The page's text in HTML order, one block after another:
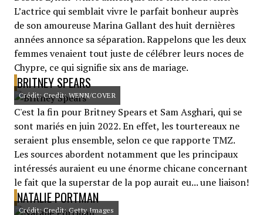
L’actrice qui semblait vivre le parfait bonheur auprès
de son amoureuse Marina Gallant des huit dernières
années annonce sa séparation. Rappelons que les deux
femmes venaient tout juste de célébrer leurs noces de
Chypre, ce qui signifie six ans de mariage.
BRITNEY SPEARS
Crédit: Credit: WENN/COVER
C'est la fin pour Britney Spears et Sam Asghari, qui se
sont mariés en juin 2022. En effet, les tourtereaux ne
seraient plus ensemble, selon ce que rapporte TMZ.
Les sources abordent notamment que les principaux
intéressés auraient eu une énorme chicane concernant
le fait que la superstar de la pop aurait eu... une liaison!
NATALIE PORTMAN
Crédit: Credit: Getty Images